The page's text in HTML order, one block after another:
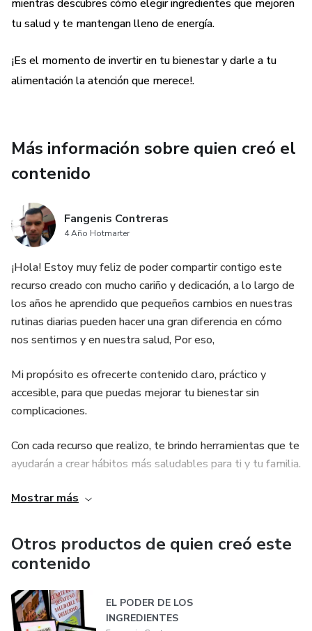
salud!
mientras descubres cómo elegir ingredientes que mejoren
tu salud y te mantengan lleno de energía.
¡Es el momento de invertir en tu bienestar y darle a tu
alimentación la atención que merece!.
Más información sobre quien creó el
contenido
Fangenis Contreras
4 Año Hotmarter
¡Hola! Estoy muy feliz de poder compartir contigo este
recurso creado con mucho cariño y dedicación, a lo largo de
los años he aprendido que pequeños cambios en nuestras
rutinas diarias pueden hacer una gran diferencia en cómo
nos sentimos y en nuestra salud, Por eso,
Mi propósito es ofrecerte contenido claro, práctico y
accesible, para que puedas mejorar tu bienestar sin
complicaciones.
Con cada recurso que realizo, te brindo herramientas que te
ayudarán a crear hábitos más saludables para ti y tu familia.
Estoy aquí para acompañarte en este camino hacia una vida
momento perfecto para invertir en ti, en tu salud y en el
futuro de tu familia.
Nota: ¡No esperes más para dar ese paso tan importante y
empieza a disfrutar de todo lo que la vida tiene para
ofrecerte!.
Mostrar más
Otros productos de quien creó este
contenido
EL PODER DE LOS
INGREDIENTES